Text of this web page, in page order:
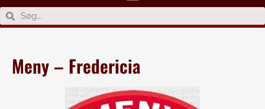
Meny – Fredericia